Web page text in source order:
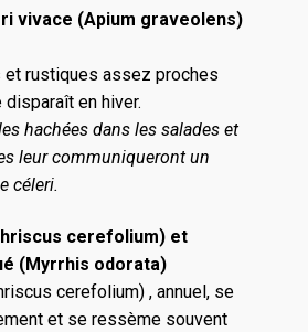
vivace (Apium graveolens)
et rustiques assez proches
en hiver.
hachées dans les salades et
leur communiqueront un
céleri.
cerefolium) et
(Myrrhis odorata)
cerefolium) , annuel, se
et se ressème souvent